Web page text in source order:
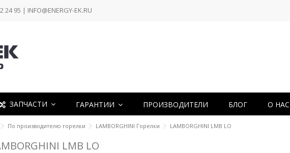
24 95 | INFO@ENERGY-EK.RU
ЗАПЧАСТИ ГАРАНТИИ ПРОИЗВОДИТЕЛИ БЛОГ О
По производителю горелки LAMBORGHINI Горелки LAMBORGHINI LMB LO
LMB LO